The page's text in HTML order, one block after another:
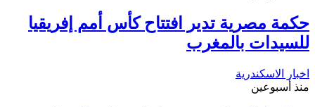
حكمة مصرية تدير افتتاح كأس أمم إفريقيا
للسيدات بالمغرب
اخبار الاسكندرية
منذ أسبوعين